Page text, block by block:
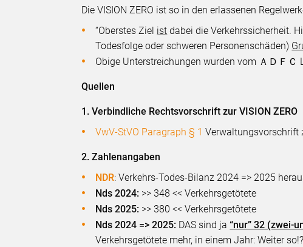
Die VISION ZERO ist so in den erlassenen
“Oberstes Ziel ist dabei die Verkehrssicherheit.
Todesfolge oder schweren Personenschäden)
Obige Unterstreichungen wurden vom ＡＤＦＣ
Quellen
1. Verbindliche Rechtsvorschrift zur VISION ZERO
VwV-StVO Paragraph § 1 Verwaltungsvorschrift
2. Zahlenangaben
NDR: Verkehrs-Todes-Bilanz 2024 => 2025
Nds 2024: >> 348 << Verkehrsgetötete
Nds 2025: >> 380 << Verkehrsgetôtete
Nds 2024 => 2025: DAS sind ja“nur” 32 (zwei-
Verkehrsgetötete mehr, in einem Jahr: Weiter